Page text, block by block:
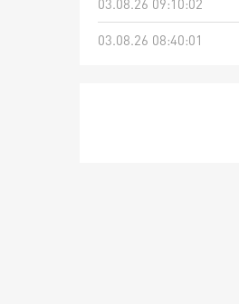
03.08.26 09:10:02
03.08.26 08:40:01